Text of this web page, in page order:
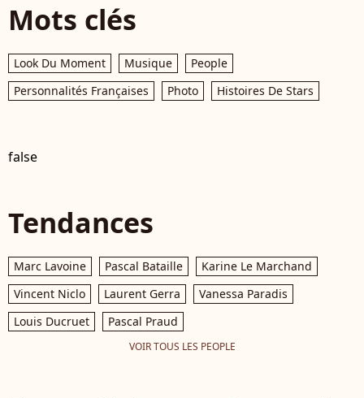
Mots clés
Look Du Moment Musique
People
Personnalités Françaises
Photo Histoires De Stars
false
Tendances
Marc Lavoine Pascal Bataille
Karine Le Marchand
Vincent Niclo
Laurent Gerra
Vanessa Paradis
Louis Ducruet
Pascal Praud
VOIR TOUS LES PEOPLE